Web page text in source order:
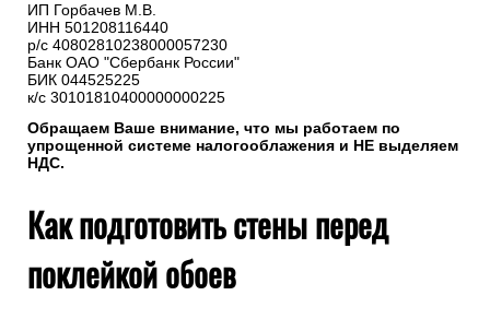
ИП Горбачев М.В.
ИНН 501208116440
р/с 40802810238000057230
Банк ОАО "Сбербанк России"
БИК 044525225
к/с 30101810400000000225
Обращаем Ваше внимание, что мы работаем по
упрощенной системе налогооблажения и НЕ выделяем
НДС.
Как подготовить стены перед
поклейкой обоев